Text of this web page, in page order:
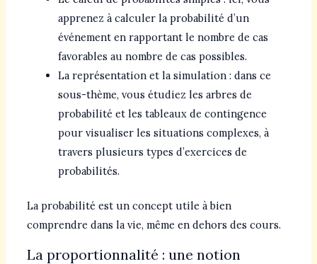
apprenez à calculer la probabilité d’un
événement en rapportant le nombre de cas
favorables au nombre de cas possibles.
La représentation et la simulation : dans ce
sous-thème, vous étudiez les arbres de
probabilité et les tableaux de contingence
pour visualiser les situations complexes, à
travers plusieurs types d’exercices de
probabilités.
La probabilité est un concept utile à bien
comprendre dans la vie, même en dehors des cours.
La proportionnalité : une notion